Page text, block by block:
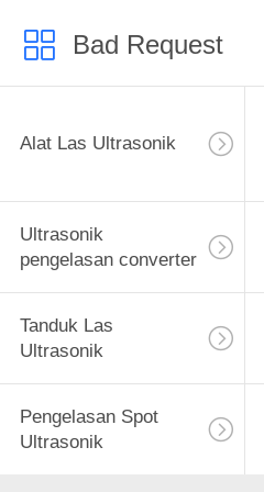
Bad Request
Alat Las Ultrasonik
Ultrasonik
pengelasan converter
Tanduk Las
Ultrasonik
Pengelasan Spot
Ultrasonik